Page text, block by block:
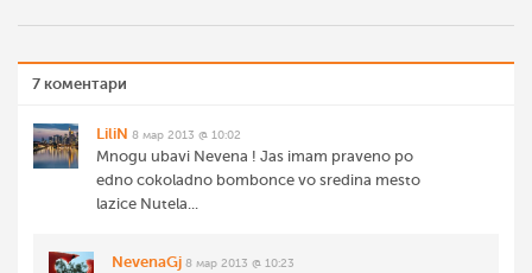
7 коментари
LiliN 8 мар 2013 @ 10:02
Mnogu ubavi Nevena ! Jas imam praveno po
edno cokoladno bombonce vo sredina mesto
lazice Nutela...
NevenaGj 8 мар 2013 @ 10:23